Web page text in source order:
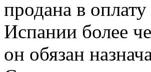
продана в
Испании более
он обязан